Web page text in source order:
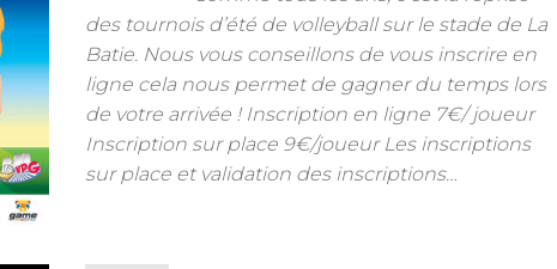
des tournois d’été de volleyball sur le stade de La
Batie. Nous vous conseillons de vous inscrire en
ligne cela nous permet de gagner du temps lors
de votre arrivée ! Inscription en ligne 7€/ joueur
Inscription sur place 9€/joueur Les inscriptions
sur place et validation des inscriptions…